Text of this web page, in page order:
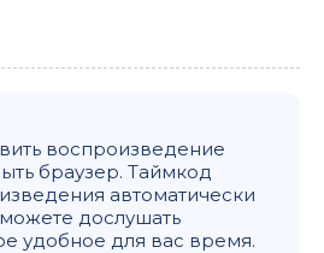
воспроизведение
браузер. Таймкод
автоматически
дослушать
удобное для вас время.